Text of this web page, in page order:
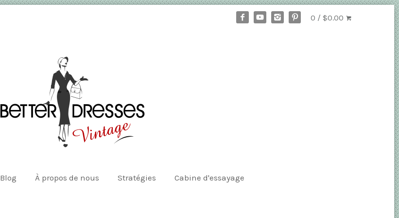
0 / $0.00
Blog À propos de nous Stratégies Cabine d'essayage